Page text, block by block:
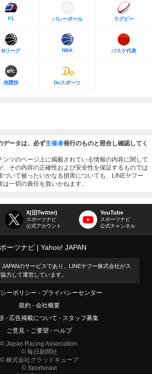
F1 バレーボール ラグビー
Bリーグ NBA バスケ代表
他競技 Doスポーツ
データは、必ず主催者発行のものと照合し確認してく
ンツのページ上に掲載されている情報の内容に関して
、その内容の正確性および安全性を保証するものでは
づいて被ったいかなる損害についても、LINEヤフー
一切の責任を負いかねます。
X(旧Twitter)
スポーツナビ
公式アカウント
YouTube
スポーツナビ
公式チャンネル
ーツナビ Yahoo! JAPAN
JAPANのサービスであり、LINEヤフー株式会社がス
力して運営しています。
ーポリシー
プライバシーセンター
規約
会社概要
広告掲載について
スタッフ募集
ご意見・ご要望
ヘルプ
© Japan Racing Association.
© 毎日新聞社
© 株式会社グラッドキューブ
© Sportsnavi